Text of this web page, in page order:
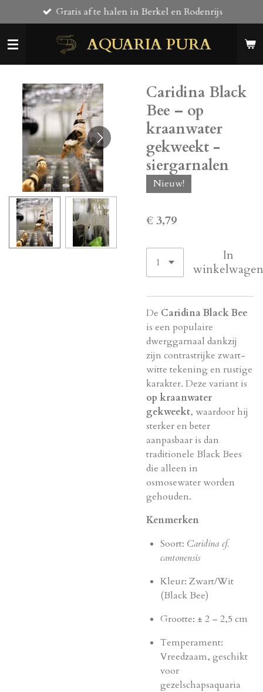
direct
naar
AQUARIA PURA
Gratis af te halen in Berkel en Rodenrijs
Caridina Black
Bee – op
kraanwater
gekweekt -
siergarnalen
Nieuw!
€ 3,79
In
winkelwagen
De Caridina Black Bee
is een populaire
dwerggarnaal dankzij
zijn contrastrijke zwart-
witte tekening en rustige
karakter. Deze variant is
op kraanwater
gekweekt, waardoor hij
sterker en beter
aanpasbaar is dan
traditionele Black Bees
die alleen in
osmosewater worden
gehouden.
Kenmerken
Soort: Caridina cf.
cantonensis
Kleur: Zwart/Wit
(Black Bee)
Grootte: ± 2 – 2,5 cm
Temperament:
Vreedzaam, geschikt
voor
gezelschapsaquaria